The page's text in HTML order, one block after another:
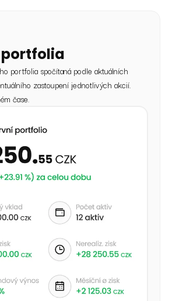
portfolia spočítaná podle aktuálních
zastoupení jednotlivých akcií.
čase.